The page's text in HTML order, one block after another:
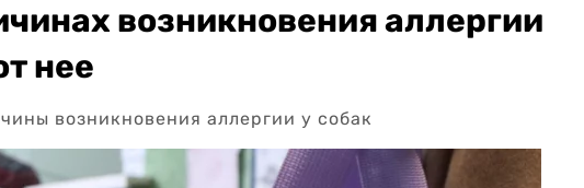
возникновения аллергии
нее
возникновения аллергии у собак